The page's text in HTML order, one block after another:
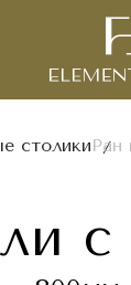
столикиРан